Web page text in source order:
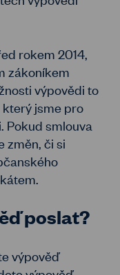
rokem 2014,
zákoníkem
výpovědi to
který jsme pro
Pokud smlouva
změn, či si
poslat?
výpověď